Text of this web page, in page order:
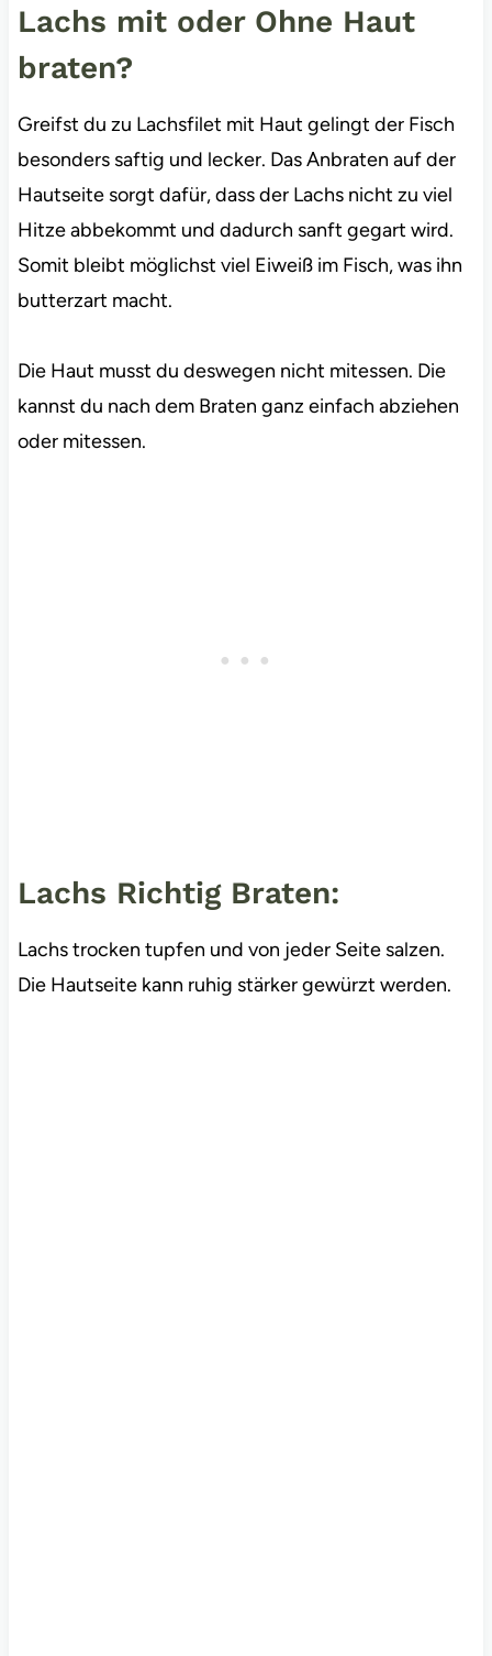
Lachs mit oder Ohne Haut
braten?
Greifst du zu Lachsfilet mit Haut gelingt der Fisch
besonders saftig und lecker. Das Anbraten auf der
Hautseite sorgt dafür, dass der Lachs nicht zu viel
Hitze abbekommt und dadurch sanft gegart wird.
Somit bleibt möglichst viel Eiweiß im Fisch, was ihn
butterzart macht.
Die Haut musst du deswegen nicht mitessen. Die
kannst du nach dem Braten ganz einfach abziehen
oder mitessen.
Lachs Richtig Braten:
Lachs trocken tupfen und von jeder Seite salzen.
Die Hautseite kann ruhig stärker gewürzt werden.